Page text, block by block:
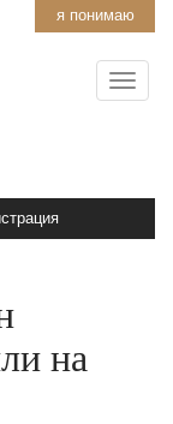
я понимаю
на